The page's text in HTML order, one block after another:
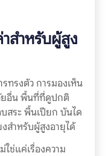
สำหรับผู้สูง
ทรงตัว การมองเห็น
ยอื่น พื้นที่ที่ดูปกติ
สระ พื้นเปียก บันได
สำหรับผู้สูงอายุได้
ใช่แค่เรื่องความ